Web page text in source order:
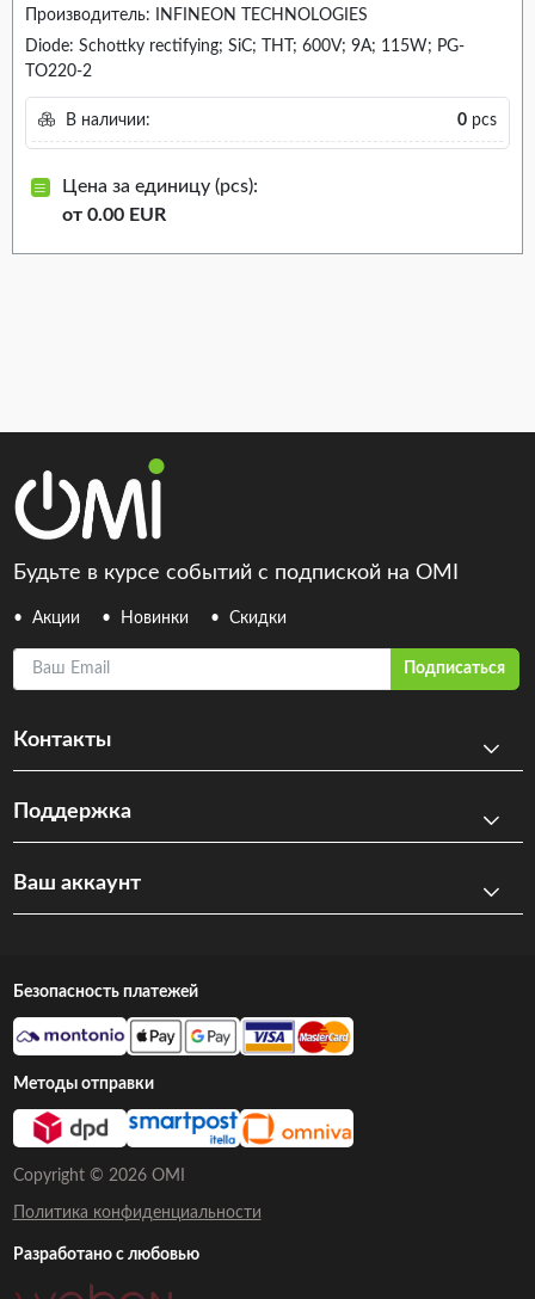
Производитель: INFINEON TECHNOLOGIES
Diode: Schottky rectifying; SiC; THT; 600V; 9A; 115W; PG-
TO220-2
В наличии: 0 pcs
Цена за единицу (pcs):
от 0.00 EUR
Будьте в курсе событий с подпиской на OMI
Акции Новинки Скидки
Ваш Email
Подписаться
Контакты
Поддержка
Ваш аккаунт
Copyright © 2026 OMI
Политика конфиденциальности
Безопасность платежей
Методы отправки
Разработано с любовью